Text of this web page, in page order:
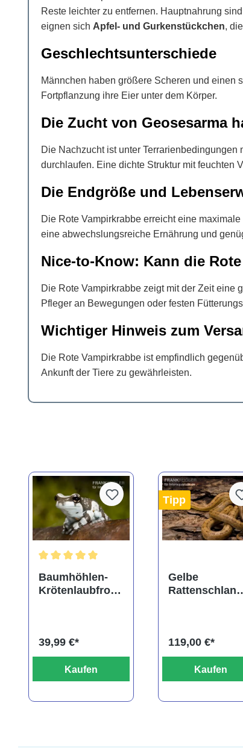
Reste leichter zu entfernen. Hauptnahrung sind
eignen sich Apfel- und Gurkenstückchen,
Geschlechtsunterschiede
Männchen haben größere Scheren und einen
Fortpflanzung ihre Eier unter dem Körper.
Die Zucht von Geosesarma
Die Nachzucht ist unter
durchlaufen. Eine dichte Struktur mit feuchten
Die Endgröße und
Die Rote Vampirkrabbe erreicht eine maximale
eine abwechslungsreiche Ernährung und
Nice-to-Know: Kann die
Die Rote Vampirkrabbe zeigt mit der Zeit eine
Pfleger an Bewegungen oder festen
Wichtiger Hinweis zum
Die Rote Vampirkrabbe ist empfindlich
Ankunft der Tiere zu gewährleisten.
Durchschnittliche Bewertung von 5 von 5
Baumhöhlen-
Krötenlaubfrosc
39,99 €*
Kaufen
Tipp
Gelbe
119,00 €*
Kaufen